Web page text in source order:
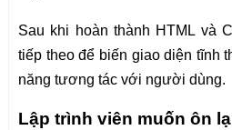
Sau khi hoàn thành HTML và
tiếp theo để biến giao diện tĩnh
năng tương tác với người dùng.
Lập trình viên muốn ôn